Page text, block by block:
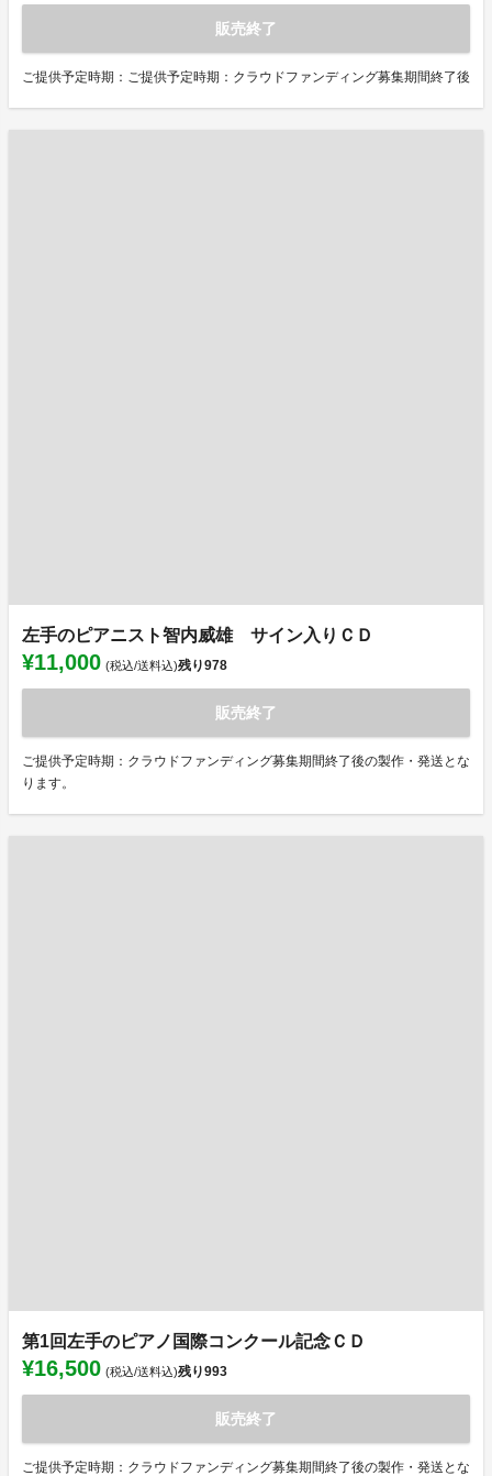
販売終了
ご提供予定時期：ご提供予定時期：クラウドファンディング募集期間終了後
左手のピアニスト智内威雄 サイン入りＣＤ
¥11,000 (税込/送料込)残り978
販売終了
ご提供予定時期：クラウドファンディング募集期間終了後の製作・発送とな
ります。
第1回左手のピアノ国際コンクール記念ＣＤ
¥16,500 (税込/送料込)残り993
販売終了
ご提供予定時期：クラウドファンディング募集期間終了後の製作・発送とな